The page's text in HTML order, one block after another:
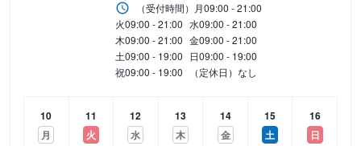
（受付時間） 月09:00 - 21:00
火09:00 - 21:00 水09:00 - 21:00
木09:00 - 21:00 金09:00 - 21:00
土09:00 - 19:00 日09:00 - 19:00
祝09:00 - 19:00 （定休日）なし
10
月
11
火
12
水
13
木
14
金
15
土
16
日